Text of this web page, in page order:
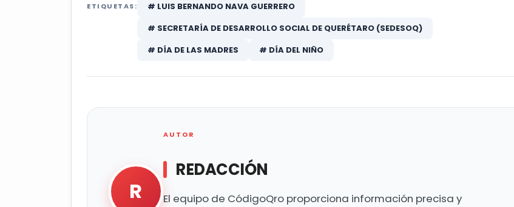
ETIQUETAS:
# LUIS BERNANDO NAVA GUERRERO
# SECRETARÍA DE DESARROLLO SOCIAL DE QUERÉTARO (SEDESOQ)
# DÍA DE LAS MADRES
# DÍA DEL NIÑO
R
AUTOR
REDACCIÓN
El equipo de CódigoQro proporciona información precisa y